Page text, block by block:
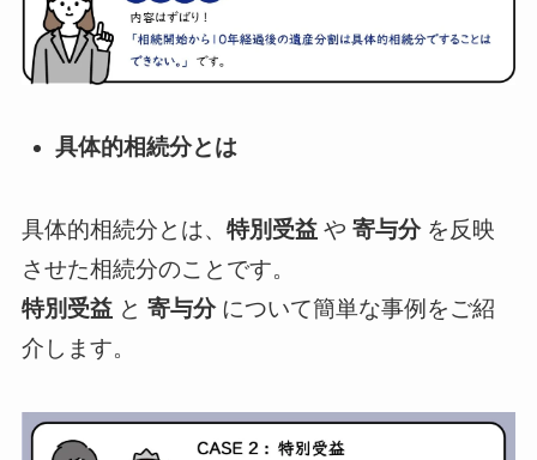
​具体的相続分とは
​​具体的相続分とは、 特別受益や 寄与分を反映
させた相続分のことです。
特別受益 と 寄与分 について簡単な事例をご紹
介します。